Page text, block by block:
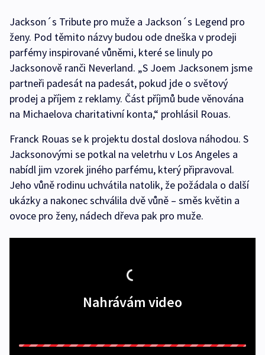
Jackson´s Tribute pro muže a Jackson´s Legend pro
ženy. Pod těmito názvy budou ode dneška v prodeji
parfémy inspirované vůněmi, které se linuly po
Jacksonově ranči Neverland. „S Joem Jacksonem jsme
partneři padesát na padesát, pokud jde o světový
prodej a příjem z reklamy. Část příjmů bude věnována
na Michaelova charitativní konta,“ prohlásil Rouas.
Franck Rouas se k projektu dostal doslova náhodou. S
Jacksonovými se potkal na veletrhu v Los Angeles a
nabídl jim vzorek jiného parfému, který připravoval.
Jeho vůně rodinu uchvátila natolik, že požádala o další
ukázky a nakonec schválila dvě vůně – směs květin a
ovoce pro ženy, nádech dřeva pak pro muže.
Nahrávám video